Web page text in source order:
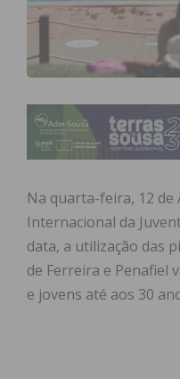
Na quarta-feira, 12 de
Internacional da
data, a utilização das
de Ferreira e Penafiel
e jovens até aos 30